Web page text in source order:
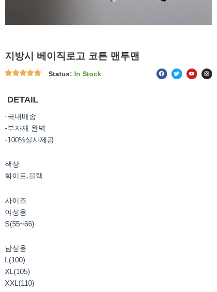
지방시 베이직로고 코튼 맨투맨
Status: In Stock F
a
c
T
w
i
Y
o
u
I
n
s
DETAIL
-국내배송
-부자재 완벽
-100%실사제공
색상
화이트,블랙
사이즈
여성용
S(55~66)
남성용
L(100)
XL(105)
XXL(110)